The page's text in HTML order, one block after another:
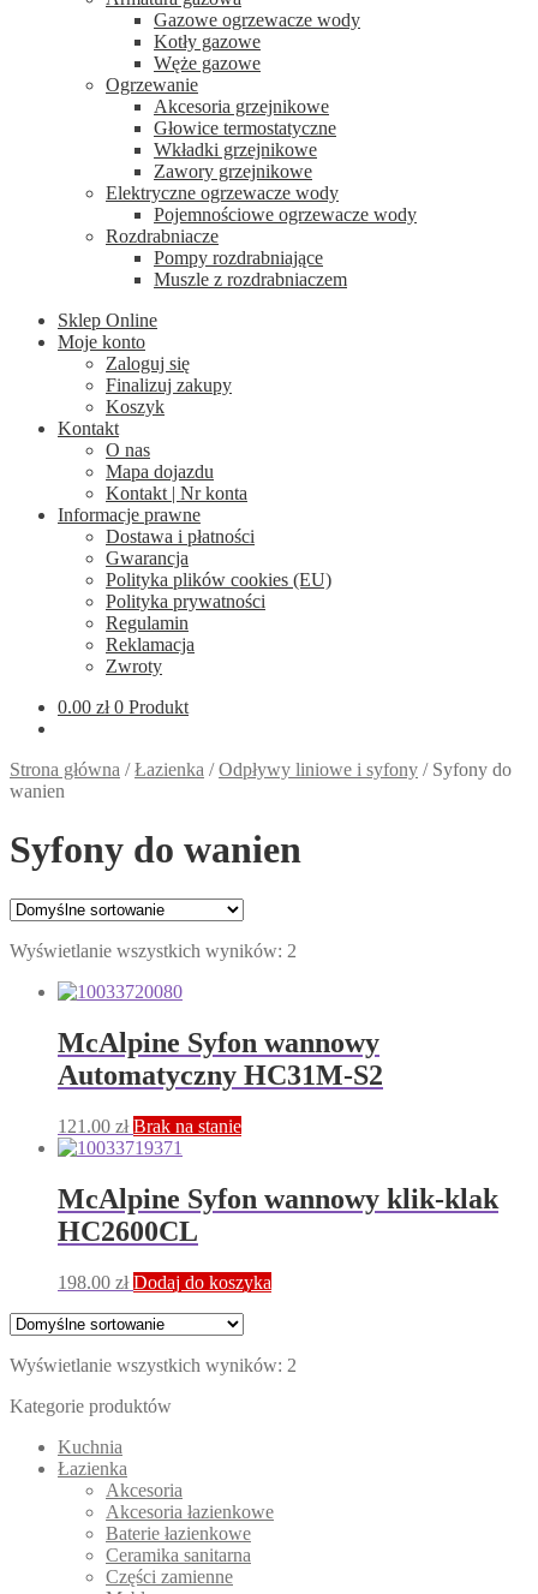
Gazowe ogrzewacze wody
Kotły gazowe
Węże gazowe
Ogrzewanie
Akcesoria grzejnikowe
Głowice termostatyczne
Wkładki grzejnikowe
Zawory grzejnikowe
Elektryczne ogrzewacze wody
Pojemnościowe ogrzewacze wody
Rozdrabniacze
Pompy rozdrabniające
Muszle z rozdrabniaczem
Sklep Online
Moje konto
Zaloguj się
Finalizuj zakupy
Koszyk
Kontakt
O nas
Mapa dojazdu
Kontakt | Nr konta
Informacje prawne
Dostawa i płatności
Gwarancja
Polityka plików cookies (EU)
Polityka prywatności
Regulamin
Reklamacja
Zwroty
0.00 zł 0 Produkt
Strona główna /Łazienka /Odpływy liniowe i syfony / Syfony do
wanien
Syfony do wanien
Wyświetlanie wszystkich wyników: 2
McAlpine Syfon wannowy
Automatyczny HC31M-S2
121.00 zł Brak na stanie
McAlpine Syfon wannowy klik-klak
HC2600CL
198.00 zł Dodaj do koszyka
Wyświetlanie wszystkich wyników: 2
Kategorie produktów
Kuchnia
Łazienka
Akcesoria
Akcesoria łazienkowe
Baterie łazienkowe
Ceramika sanitarna
Części zamienne